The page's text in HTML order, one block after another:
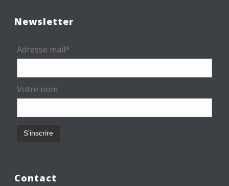
Newsletter
Adresse mail*
Votre nom
Contact